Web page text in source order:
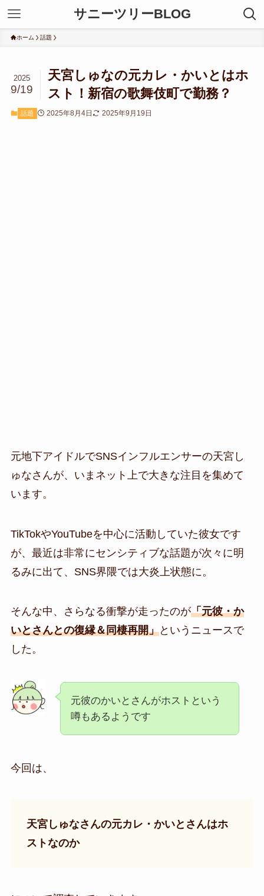
サニーツリーBLOG
ホーム 話題
天宮しゅなの元カレ・かいとはホ
スト！新宿の歌舞伎町で勤務？
2025
9/19
話題 2025年8月4日 2025年9月19日
元地下アイドルでSNSインフルエンサーの天宮し
ゅなさんが、いまネット上で大きな注目を集めて
います。
TikTokやYouTubeを中心に活動していた彼女です
が、最近は非常にセンシティブな話題が次々に明
るみに出て、SNS界隈では大炎上状態に。
そんな中、さらなる衝撃が走ったのが「元彼・か
いとさんとの復縁＆同棲再開」というニュースで
した。
元彼のかいとさんがホストという
噂もあるようです
今回は、
天宮しゅなさんの元カレ・かいとさんはホ
ストなのか